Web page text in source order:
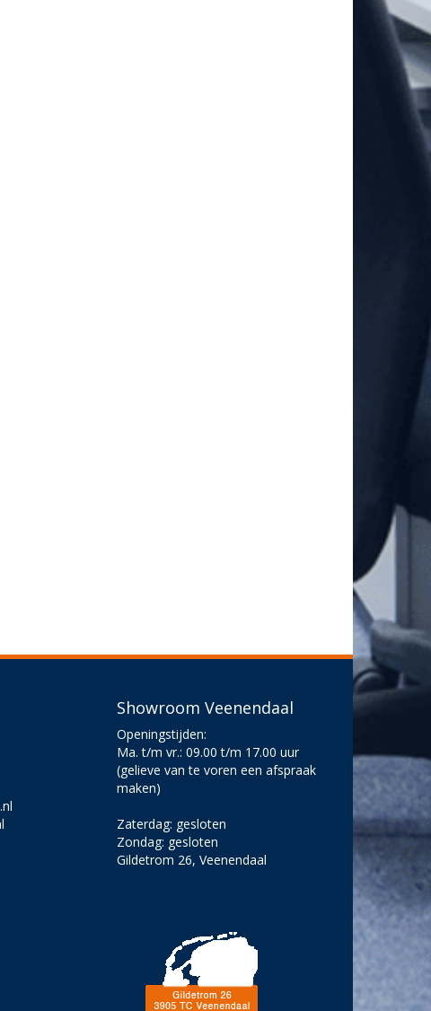
Showroom Veenendaal
Openingstijden:
Ma. t/m vr.: 09.00 t/m 17.00 uur
(gelieve van te voren een afspraak
maken)
Zaterdag: gesloten
Zondag: gesloten
Gildetrom 26, Veenendaal